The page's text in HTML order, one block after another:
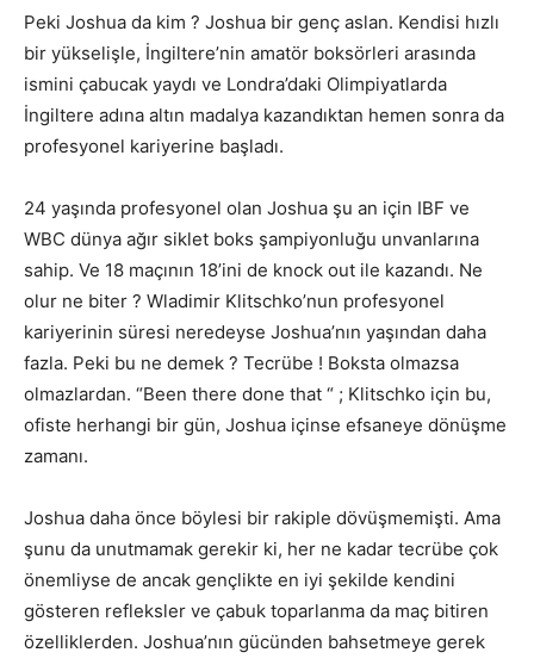
Peki Joshua da kim ? Joshua bir genç aslan. Kendisi hızlı
bir yükselişle, İngiltere’nin amatör boksörleri arasında
ismini çabucak yaydı ve Londra’daki Olimpiyatlarda
İngiltere adına altın madalya kazandıktan hemen sonra da
profesyonel kariyerine başladı.
24 yaşında profesyonel olan Joshua şu an için IBF ve
WBC dünya ağır siklet boks şampiyonluğu unvanlarına
sahip. Ve 18 maçının 18’ini de knock out ile kazandı. Ne
olur ne biter ? Wladimir Klitschko’nun profesyonel
kariyerinin süresi neredeyse Joshua’nın yaşından daha
fazla. Peki bu ne demek ? Tecrübe ! Boksta olmazsa
olmazlardan. “Been there done that “ ; Klitschko için bu,
ofiste herhangi bir gün, Joshua içinse efsaneye dönüşme
zamanı.
Joshua daha önce böylesi bir rakiple dövüşmemişti. Ama
şunu da unutmamak gerekir ki, her ne kadar tecrübe çok
önemliyse de ancak gençlikte en iyi şekilde kendini
gösteren refleksler ve çabuk toparlanma da maç bitiren
özelliklerden. Joshua’nın gücünden bahsetmeye gerek